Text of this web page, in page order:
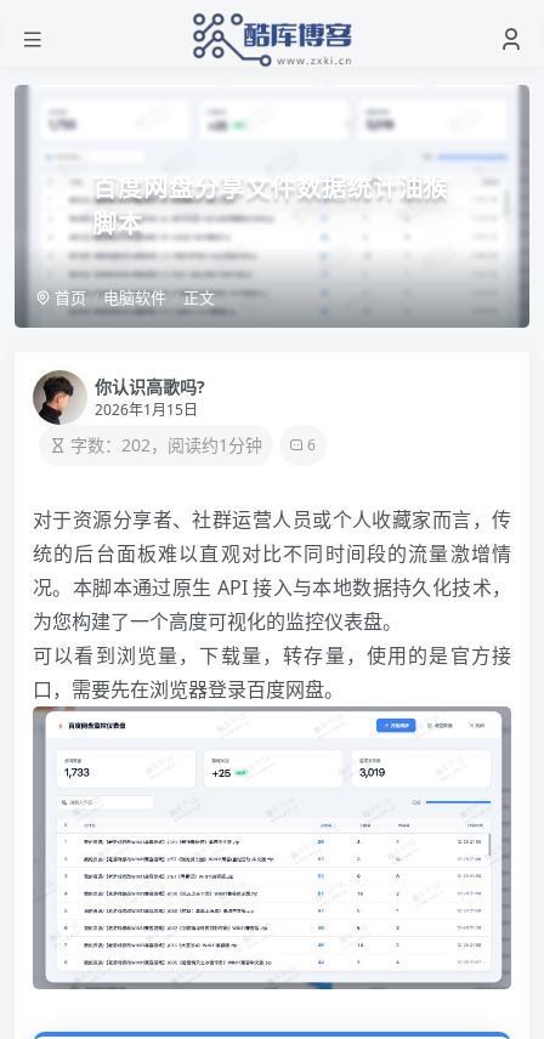
百度网盘分享文件数据统计油猴
脚本
首页 电脑软件 正文
你认识高歌吗?
2026年1月15日
字数：202，阅读约1分钟 6
对于资源分享者、社群运营人员或个人收藏家而言，传
统的后台面板难以直观对比不同时间段的流量激增情
况。本脚本通过原生 API 接入与本地数据持久化技术，
为您构建了一个高度可视化的监控仪表盘。
可以看到浏览量，下载量，转存量，使用的是官方接
口，需要先在浏览器登录百度网盘。